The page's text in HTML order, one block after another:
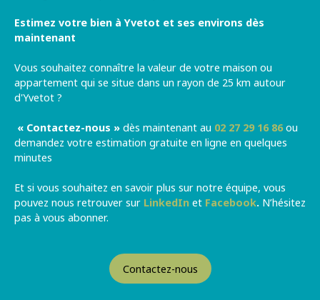
Estimez votre bien à Yvetot et ses environs dès
maintenant
Vous souhaitez connaître la valeur de votre maison ou
appartement qui se situe dans un rayon de 25 km autour
d'Yvetot ?
« Contactez-nous » dès maintenant au 02 27 29 16 86ou
demandez votre estimation gratuite en ligne en quelques
minutes
Et si vous souhaitez en savoir plus sur notre équipe, vous
pouvez nous retrouver sur LinkedIn et Facebook. N’hésitez
pas à vous abonner.
Contactez-nous